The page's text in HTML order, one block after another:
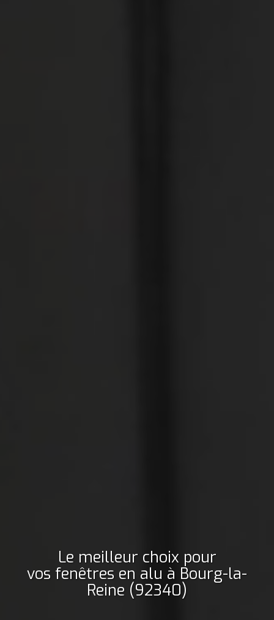
Le meilleur choix pour
vos fenêtres en alu à Bourg-la-
Reine (92340)